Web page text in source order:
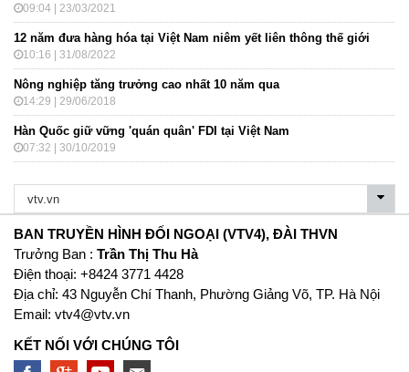
09:04 | 23/03/2021
12 năm đưa hàng hóa tại Việt Nam niêm yết liên thông thế giới
10:16 | 31/08/2022
Nông nghiệp tăng trưởng cao nhất 10 năm qua
14:29 | 29/06/2018
Hàn Quốc giữ vững 'quán quân' FDI tại Việt Nam
07:32 | 30/10/2019
BAN TRUYỀN HÌNH ĐỐI NGOẠI (VTV4), ĐÀI THVN
Trưởng Ban : Trần Thị Thu Hà
Ðiện thoại: +8424 3771 4428
Địa chỉ: 43 Nguyễn Chí Thanh, Phường Giảng Võ, TP. Hà Nội
Email: vtv4@vtv.vn
KẾT NỐI VỚI CHÚNG TÔI